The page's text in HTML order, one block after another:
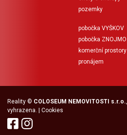
pozemky
pobočka VYŠKOV
pobočka ZNOJMO
komerční prostory
pronájem
Reality © COLOSEUM NEMOVITOSTI s.r.o.
vyhrazena. | Cookies